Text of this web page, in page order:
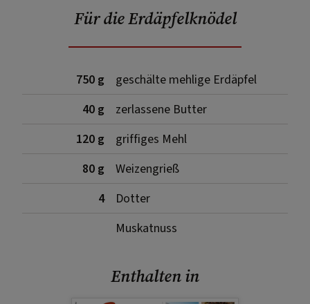
Für die Erdäpfelknödel
750 g
geschälte mehlige Erdäpfel
40 g
zerlassene Butter
120 g
griffiges Mehl
80 g
Weizengrieß
4
Dotter
Muskatnuss
Enthalten in